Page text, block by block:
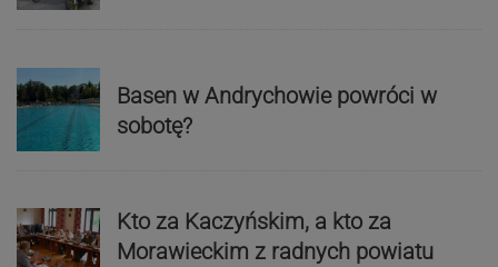
Basen w Andrychowie powróci w
sobotę?
Kto za Kaczyńskim, a kto za
Morawieckim z radnych powiatu